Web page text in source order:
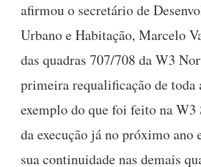
afirmou o secretário de
Urbano e Habitação, Marcelo
das quadras 707/708 da W3
primeira requalificação de toda
exemplo do que foi feito na
da execução já no próximo ano
sua continuidade nas demais